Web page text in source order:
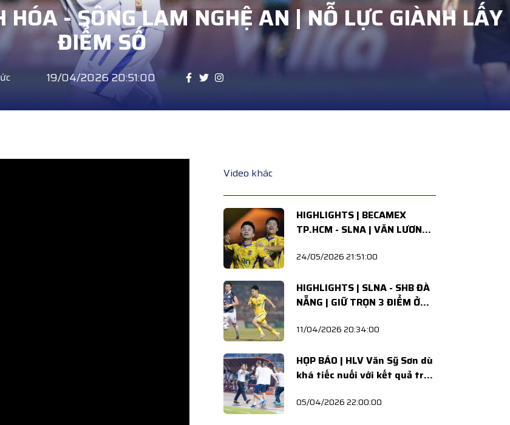
- SÔNG LAM NGHỆ AN | NỖ LỰC GIÀNH LẤY
ĐIỂM SỐ
19/04/2026 20:51:00
Video khác
HIGHLIGHTS | BECAMEX
TP.HCM - SLNA | VĂN LƯƠNG
VÀNG
24/05/2026 21:51:00
HIGHLIGHTS | SLNA - SHB ĐÀ
NẴNG | GIỮ TRỌN 3 ĐIỂM Ở
11/04/2026 20:34:00
HỌP BÁO | HLV Văn Sỹ Sơn dù
khá tiếc nuối với kết quả trận
học trò
05/04/2026 22:00:00